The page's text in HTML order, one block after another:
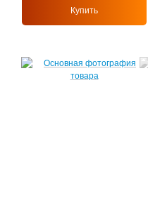
Купить